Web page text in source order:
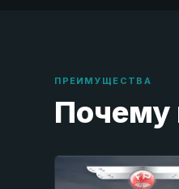
ПРЕИМУЩЕСТВА
Почему